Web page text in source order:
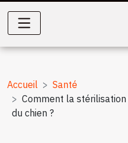
Accueil
Santé
Comment la
du chien ?